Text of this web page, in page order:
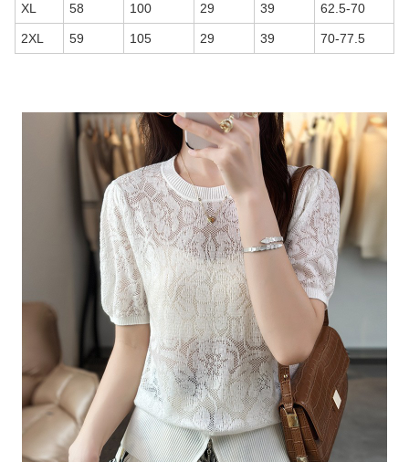
XL 58 100 29 39 62.5-70
2XL 59 105 29 39 70-77.5